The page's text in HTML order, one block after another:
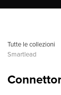
Tutte le collezioni
Smartlead